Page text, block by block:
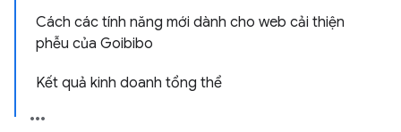
Cách các tính năng mới dành cho web cải thiện
phễu của Goibibo
Kết quả kinh doanh tổng thể